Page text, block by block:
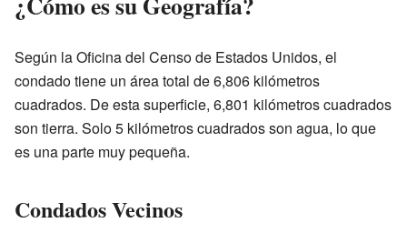
Según la Oficina del Censo de Estados Unidos, el
condado tiene un área total de 6,806 kilómetros
cuadrados. De esta superficie, 6,801 kilómetros cuadrados
son tierra. Solo 5 kilómetros cuadrados son agua, lo que
es una parte muy pequeña.
Condados Vecinos